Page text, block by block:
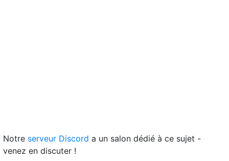
Notre serveur Discord a un salon dédié à ce sujet -
venez en discuter !